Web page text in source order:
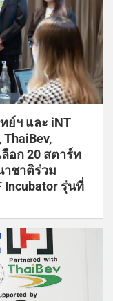
ย์ฯ และ iNT
อก 20 สตาร์ท
าชาติร่วม
Incubator รุ่นที่